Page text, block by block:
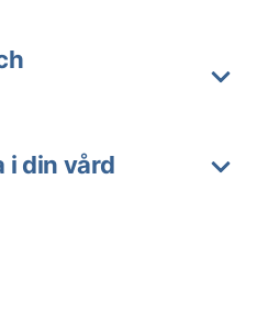
i din vård